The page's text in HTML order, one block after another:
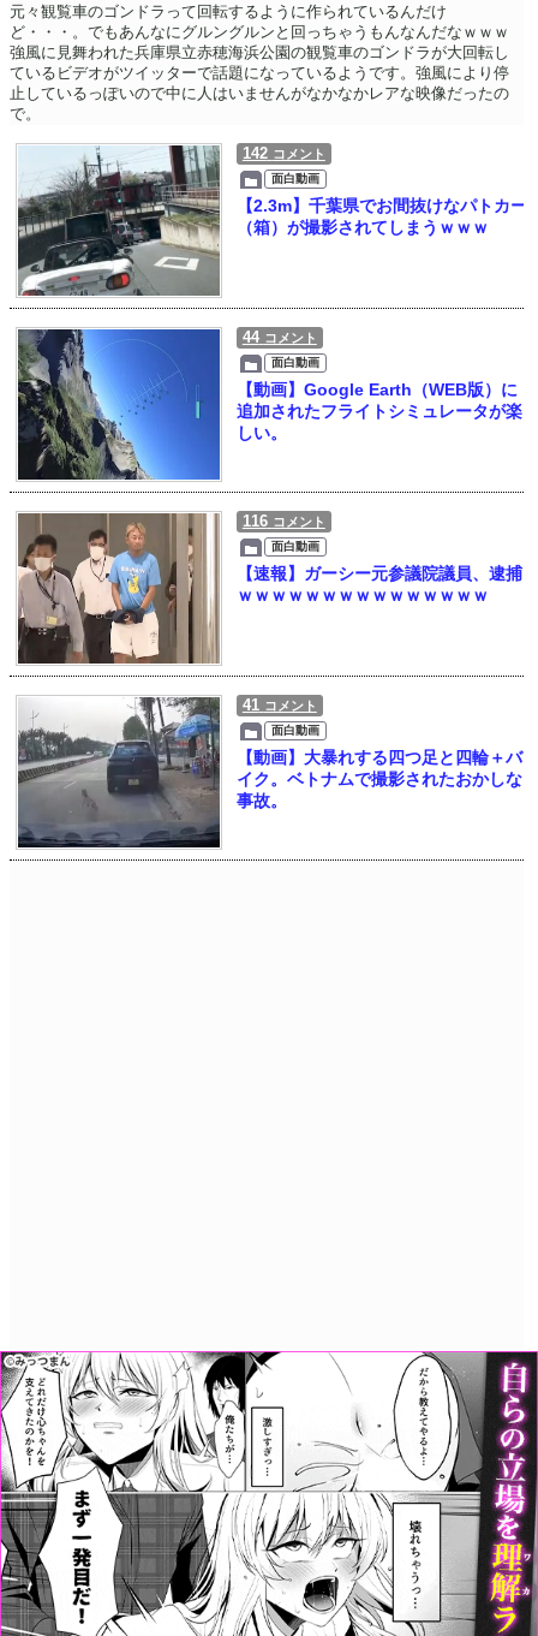
元々観覧車のゴンドラって回転するように作られているんだけ
ど・・・。でもあんなにグルングルンと回っちゃうもんなんだなｗｗｗ
強風に見舞われた兵庫県立赤穂海浜公園の観覧車のゴンドラが大回転し
ているビデオがツイッターで話題になっているようです。強風により停
止しているっぽいので中に人はいませんがなかなかレアな映像だったの
で。
142 コメント
面白動画
【2.3m】千葉県でお間抜けなパトカー
（箱）が撮影されてしまうｗｗｗ
44 コメント
面白動画
【動画】Google Earth（WEB版）に
追加されたフライトシミュレータが楽
しい。
116 コメント
面白動画
【速報】ガーシー元参議院議員、逮捕
ｗｗｗｗｗｗｗｗｗｗｗｗｗｗｗ
41 コメント
面白動画
【動画】大暴れする四つ足と四輪＋バ
イク。ベトナムで撮影されたおかしな
事故。